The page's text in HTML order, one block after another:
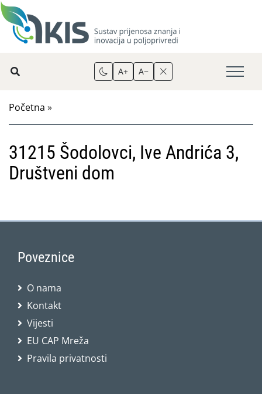
A+ A−
Početna »
31215 Šodolovci, Ive Andrića 3,
Društveni dom
Poveznice
O nama
Kontakt
Vijesti
EU CAP Mreža
Pravila privatnosti